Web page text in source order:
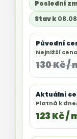
Poslední
Stav k
Původní
Nejnižší
130 Kč /
Aktuální
Platná k
123 Kč /